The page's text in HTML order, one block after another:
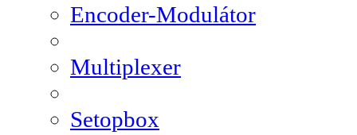
Encoder-Modulátor
Multiplexer
Setopbox